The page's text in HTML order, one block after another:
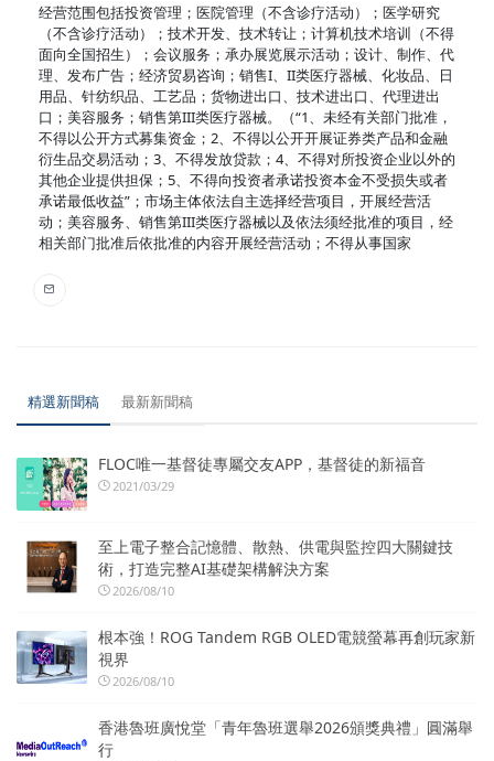
经营范围包括投资管理；医院管理（不含诊疗活动）；医学研究
（不含诊疗活动）；技术开发、技术转让；计算机技术培训（不得
面向全国招生）；会议服务；承办展览展示活动；设计、制作、代
理、发布广告；经济贸易咨询；销售I、II类医疗器械、化妆品、日
用品、针纺织品、工艺品；货物进出口、技术进出口、代理进出
口；美容服务；销售第III类医疗器械。（“1、未经有关部门批准，
不得以公开方式募集资金；2、不得以公开开展证券类产品和金融
衍生品交易活动；3、不得发放贷款；4、不得对所投资企业以外的
其他企业提供担保；5、不得向投资者承诺投资本金不受损失或者
承诺最低收益”；市场主体依法自主选择经营项目，开展经营活
动；美容服务、销售第III类医疗器械以及依法须经批准的项目，经
相关部门批准后依批准的内容开展经营活动；不得从事国家
精選新聞稿 最新新聞稿
FLOC唯一基督徒專屬交友APP，基督徒的新福音
2021/03/29
至上電子整合記憶體、散熱、供電與監控四大關鍵技
術，打造完整AI基礎架構解決方案
2026/08/10
根本強！ROG Tandem RGB OLED電競螢幕再創玩家新
視界
2026/08/10
香港魯班廣悅堂「青年魯班選舉2026頒獎典禮」圓滿舉
行